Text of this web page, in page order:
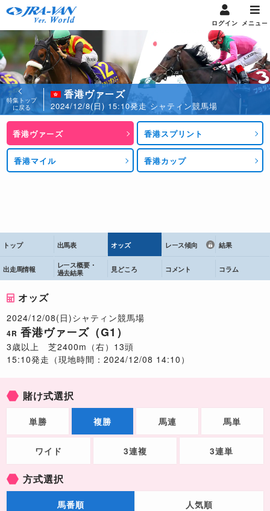
ログイン メニュー
特集トップ
に戻る
香港ヴァーズ
2024/12/8(日) 15:10発走 シャティン競馬場
香港ヴァーズ 香港スプリント
香港マイル 香港カップ
トップ 出馬表 オッズ レース傾向 結果
出走馬情報
レース概要・
過去結果
見どころ コメント コラム
オッズ
2024/12/08(日)シャティン競馬場
4R 香港ヴァーズ（G1）
3歳以上 芝2400m（右）13頭
15:10発走（現地時間：2024/12/08 14:10）
賭け式選択
単勝 複勝 馬連 馬単
ワイド 3連複 3連単
方式選択
馬番順 人気順